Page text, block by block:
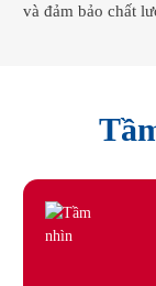
và đảm bảo chất